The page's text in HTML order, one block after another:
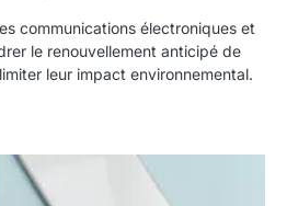
communications électroniques et
le renouvellement anticipé de
leur impact environnemental.